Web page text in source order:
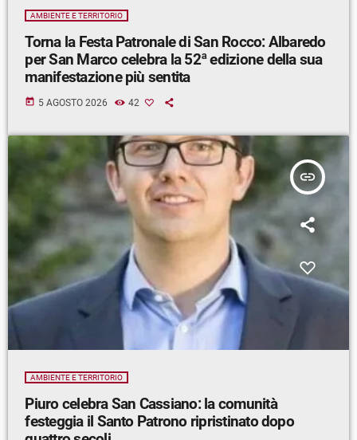
AMBIENTE E TERRITORIO
Torna la Festa Patronale di San Rocco: Albaredo
per San Marco celebra la 52ª edizione della sua
manifestazione più sentita
today 5 AGOSTO 2026 42
insert_link
AMBIENTE E TERRITORIO
Piuro celebra San Cassiano: la comunità
festeggia il Santo Patrono ripristinato dopo